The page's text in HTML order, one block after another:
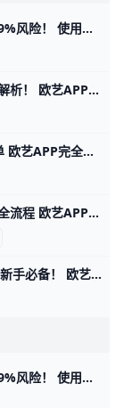
欧艺APP账户安全全攻略：5招防盗99%风险！ 使用欧艺APP时，账户安全非常重要。欧艺APP（也叫OK交易所鸥易）是热门的加密货币交易平台，每天有数百万用户登录交易。根据官方数据，开启安全设置的用户，账户被盗风险可降低90%以上。 比如，如果你忘记设置双重验证，坏人可能用猜到的密码直接登录，但设置后他们就进不去了。​
欧艺APP支持哪些国家？全球200国全解析！ 欧艺APP（也就是O易Oyi的交易应用）支持全球近200个国家和地区使用，但有些地方因为监管规则有限制。 比如亚洲的用户在越南、菲律宾、泰国、新加坡、中国香港、台湾、韩国和日本这些地方都能正常下载、注册和交易。 欧洲用户如英国、法国、西班牙、荷兰和俄罗斯也能轻松使用，支持法币充值和多种加密货币买卖。
欧艺APP中文界面全支持！一键切换超简单 欧艺APP完全支持中文界面，这让很多用户用起来很方便。根据官方指南和用户反馈，APP内有简体中文和繁体中文选项，能覆盖大部分交易和设置页面。例如，进入“我的”页面后，你会看到“语言”或“Language”按钮，一键切换后界面马上变成中文。
欧艺APP注册5分钟搞定，新手必看注册全流程 欧艺APP注册其实非常简单，只要跟着几个关键步骤，基本能在几分钟内完成。对新手来说，最重要的是选对下载渠道、正确填写基本信息，并尽快开启安全保护功能。这样不仅能快速拿到账户，还能让登录和使用过程更安心。
欧艺APP注册全攻略：3分钟速成新手必备！ 欧艺APP注册过程简单快速，通常只需几分钟就能完成。基本需要手机号或邮箱地址作为账号，比如用你的常用手机号“138XXXXXXX”或“”来注册，还得设置一个强密码，包含大小写字母、数字和符号，例如“Abc123!@#”。这些信息能帮你快速创建账户并接收验证码验证。
欧艺APP账户安全全攻略：5招防盗99%风险！ 使用欧艺APP时，账户安全非常重要。欧艺APP（也叫OK交易所鸥易）是热门的加密货币交易平台，每天有数百万用户登录交易。根据官方数据，开启安全设置的用户，账户被盗风险可降低90%以上。 比如，如果你忘记设置双重验证，坏人可能用猜到的密码直接登录，但设置后他们就进不去了。​